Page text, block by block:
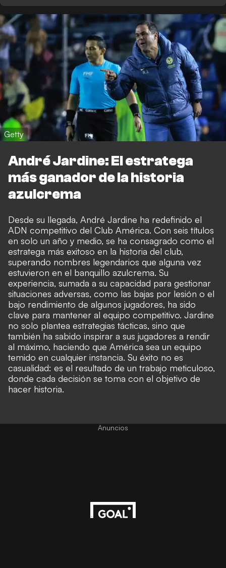
Getty
André Jardine: El estratega
más ganador de la historia
azulcrema
Desde su llegada, André Jardine ha redefinido el
ADN competitivo del Club América. Con seis títulos
en solo un año y medio, se ha consagrado como el
estratega más exitoso en la historia del club,
superando nombres legendarios que alguna vez
estuvieron en el banquillo azulcrema. Su
experiencia, sumada a su capacidad para gestionar
situaciones adversas, como las bajas por lesión o el
bajo rendimiento de algunos jugadores, ha sido
clave para mantener al equipo competitivo. Jardine
no solo plantea estrategias tácticas, sino que
también ha sabido inspirar a sus jugadores a rendir
al máximo, haciendo que América sea un equipo
temido en cualquier instancia. Su éxito no es
casualidad: es el resultado de un trabajo meticuloso,
donde cada decisión se toma con el objetivo de
hacer historia.
Anuncios